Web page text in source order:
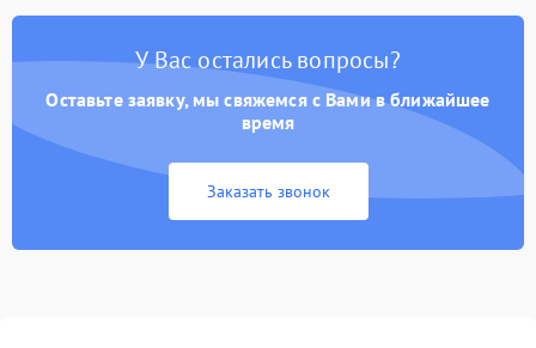
быстрая разрядка,
2500 ₽ Подробнее →
Неисправность зарядного
питания
2000 ₽ Подробнее →
неисправности кулера
У Вас остались вопросы?
Оставьте заявку, мы свяжемся с Вами в ближайшее
время
Заказать звонок